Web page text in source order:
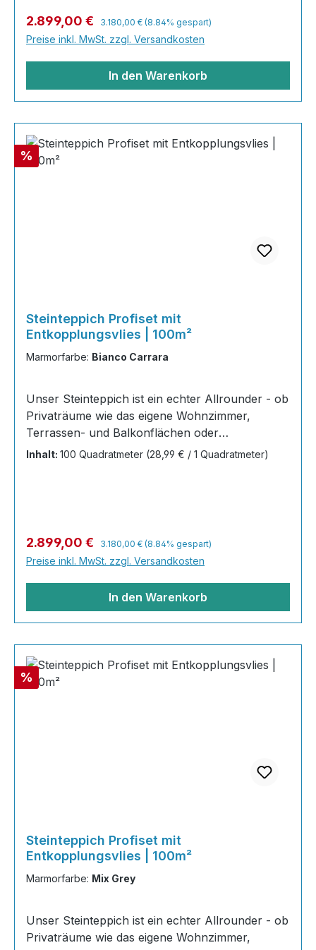
und einfach zu verlegen. Stöbern Sie in unserem
Shop nach Ihrer Lieblingsfarbe und legen Sie
gleich los! Inhalt 40x25kg Marmorsteine 20 kg
Grundierung AT-EG 30 80
Verkaufspreis:
2.899,00 € Regulärer Preis:
3.180,00 € (8.84% gespart)
Preise inkl. MwSt. zzgl. Versandkosten
In den Warenkorb
Rabatt
%
Steinteppich Profiset mit
Entkopplungsvlies | 100m²
Marmorfarbe: Bianco Carrara
Unser Steinteppich ist ein echter Allrounder - ob
Privaträume wie das eigene Wohnzimmer,
Terrassen- und Balkonflächen oder
Gewerbeobjekte und Austellungsräume; unsere
und einfach zu verlegen. Stöbern Sie in unserem
Shop nach Ihrer Lieblingsfarbe und legen Sie
gleich los! Inhalt 40x25kg Marmorsteine 20 kg
Grundierung AT-EG 30 80
Inhalt: 100 Quadratmeter (28,99 € / 1 Quadratmeter)
Verkaufspreis:
2.899,00 € Regulärer Preis:
3.180,00 € (8.84% gespart)
Preise inkl. MwSt. zzgl. Versandkosten
In den Warenkorb
Rabatt
%
Steinteppich Profiset mit
Entkopplungsvlies | 100m²
Marmorfarbe: Mix Grey
Unser Steinteppich ist ein echter Allrounder - ob
Privaträume wie das eigene Wohnzimmer,